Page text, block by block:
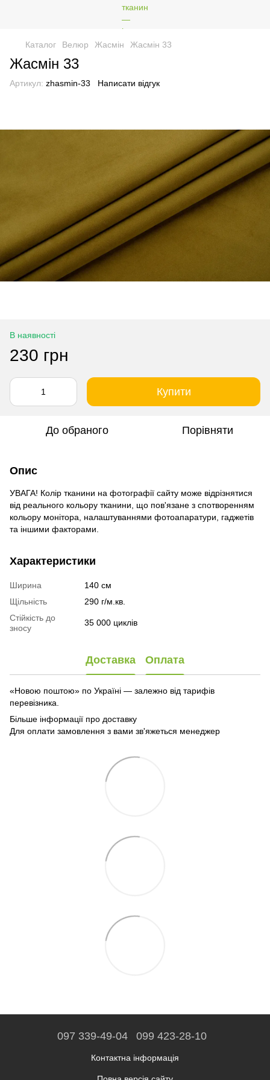
Каталог Велюр Жасмін Жасмін 33
Жасмін 33
Артикул: zhasmin-33 Написати відгук
В наявності
230 грн
Купити
До обраного Порівняти
Опис
УВАГА! Колір тканини на фотографії сайту може відрізнятися
від реального кольору тканини, що пов'язане з спотворенням
кольору монітора, налаштуваннями фотоапаратури, гаджетів
та іншими факторами.
Характеристики
Ширина
140 см
Щільність
290 г/м.кв.
Стійкість до
зносу
35 000 циклів
Доставка Оплата
«Новою поштою» по Україні — залежно від тарифів
перевізника.
Більше інформації про доставку
Для оплати замовлення з вами зв'яжеться менеджер
097 339-49-04 099 423-28-10
Контактна інформація